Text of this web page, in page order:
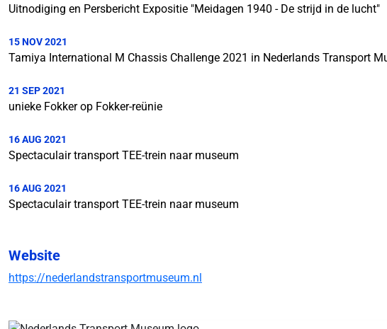
Uitnodiging en Persbericht Expositie "Meidagen 1940 - De strijd in de lucht"
15 NOV 2021
Tamiya International M Chassis Challenge 2021 in Nederlands Transport
21 SEP 2021
unieke Fokker op Fokker-reünie
16 AUG 2021
Spectaculair transport TEE-trein naar museum
16 AUG 2021
Spectaculair transport TEE-trein naar museum
Website
https://nederlandstransportmuseum.nl